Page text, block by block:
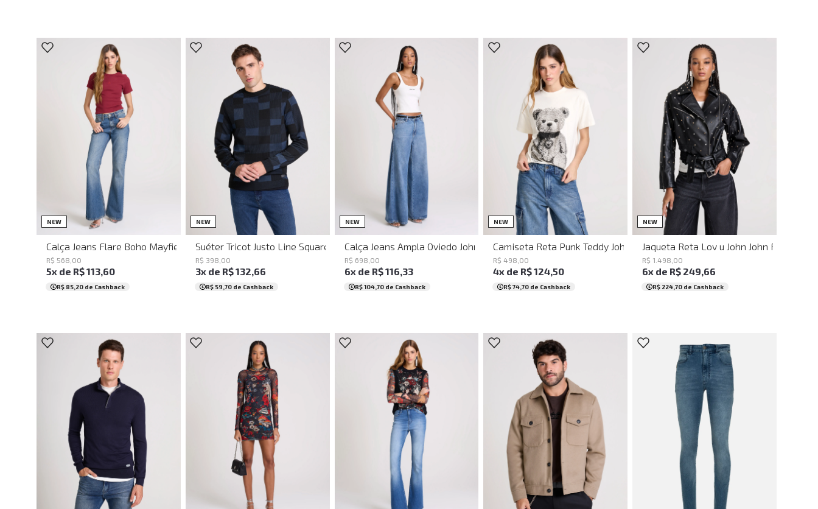
NEW34 36 38 40
Calça Jeans Flare Boho Mayfield John John Feminina
R$ 568 00
5x de R$113,60
R$ 85,20 de Cashback
NEW G GG
Suéter Tricot Justo Line Square John John Masculino
R$ 398 00
3x de R$132,66
R$ 59,70de Cashback
NEW34 36 38 40 42
Calça Jeans Ampla Oviedo John John Feminina
R$ 698 00
6x de R$116,33
R$ 104,70de Cashback
NEW PP P M G
Camiseta Reta Punk Teddy John John Feminina
R$ 498 00
4x de R$124,50
R$ 74,70 de Cashback
NEW PP P
Jaqueta Reta Lov u John John Feminina
R$ 1 .498 00
6x de R$ 249,66
R$ 224,70 de Cashback